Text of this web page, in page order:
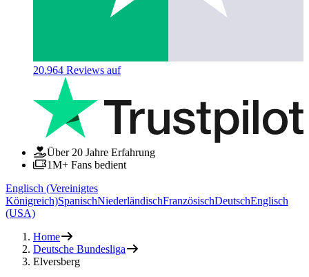
20.964 Reviews auf
Über 20 Jahre Erfahrung
1M+ Fans bedient
Englisch (Vereinigtes
Königreich)SpanischNiederländischFranzösischDeutschEnglisch
(USA)
Home
Deutsche Bundesliga
Elversberg